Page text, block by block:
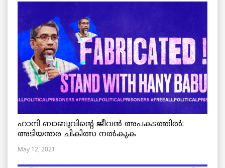
ഹാനി ബാബുവിന്റെ ജീവൻ അപകടത്തിൽ:
അടിയന്തര ചികിത്സ നൽകുക
May 12, 2021